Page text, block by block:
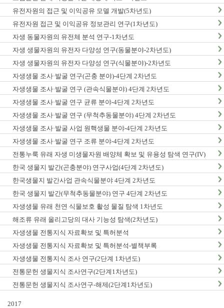
유전자원의 접근 및 이익공유 모델 개발(5차년도)
유전자원 접근 및 이익공유 정보관리 연구(1차년도)
자생 동물자원의 유전체 분석 연구-1차년도
자생 생물자원의 유전자 다양성 연구(동물분야-2차년도)
자생 생물자원의 유전자 다양성 연구(식물분야)-2차년도
자생생물 조사·발굴 연구(곤충 분야)-4단계 2차년도
자생생물 조사·발굴 연구 (관속식물분야) 4단계 2차년도
자생생물 조사·발굴 연구 균류 분야-4단계 2차년도
자생생물 조사·발굴 연구 (무척추동물분야) 4단계 2차년도
자생생물 조사·발굴 사업 원핵생물 분야-4단계 2차년도
자생생물 조사·발굴 연구 조류 분야-4단계 2차년도
전통누룩 유래 자생 미생물자원 배양체 확보 및 유용성 탐색 연구(IV)
한국 생물지 발간(곤충분야) 연구사업(4단계 2차년도)
한국생물지 발간사업 관속식물분야 4단계 2차년도
한국 생물지 발간(무척추동물분야) 연구 4단계 2차년도
자생생물 유래 천연 식물보호 활성 물질 탐색 1차년도
해조류 유래 올리고당의 대사 기능성 탐색(2차년도)
자생생물 전통지식 자료확보 및 특허분석
자생생물 전통지식 자료확보 및 특허분석-별책부록
자생생물 전통지식 조사 연구(2단계 1차년도)
전통문헌 생물지식 조사연구(2단계1차년도)
전통문헌 생물지식 조사연구-해제(2단계1차년도)
2017